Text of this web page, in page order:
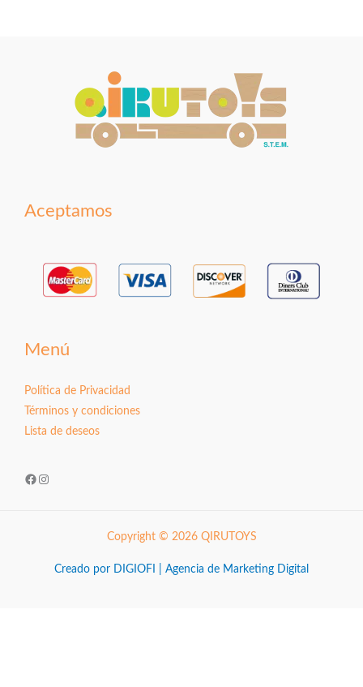
Aceptamos
Menú
Política de Privacidad
Términos y condiciones
Lista de deseos
Facebook
Instagram
Copyright © 2026 QIRUTOYS
Creado por DIGIOFI | Agencia de Marketing Digital